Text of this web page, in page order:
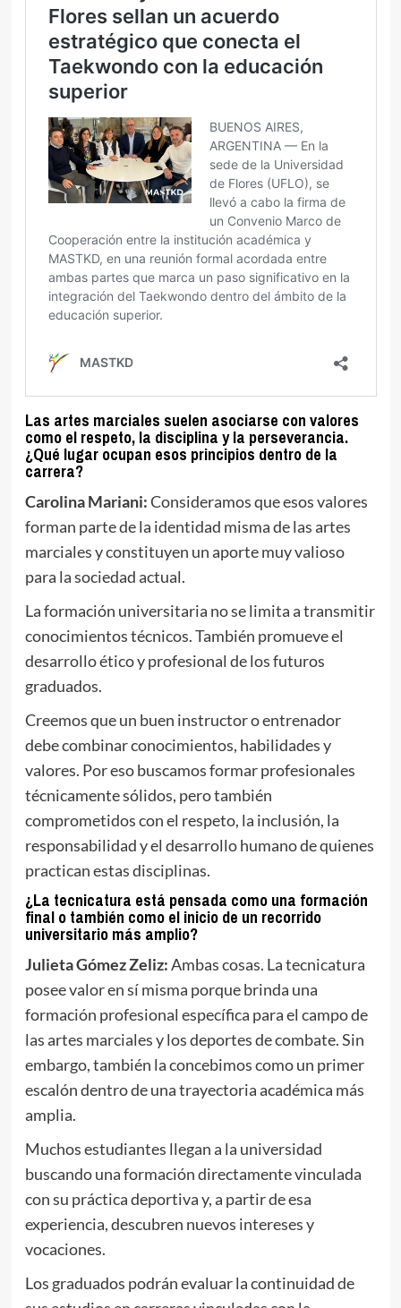
Las artes marciales suelen asociarse con valores
como el respeto, la disciplina y la perseverancia.
¿Qué lugar ocupan esos principios dentro de la
carrera?
Carolina Mariani:Consideramos que esos valores
forman parte de la identidad misma de las artes
marciales y constituyen un aporte muy valioso
para la sociedad actual.
La formación universitaria no se limita a transmitir
conocimientos técnicos. También promueve el
desarrollo ético y profesional de los futuros
graduados.
Creemos que un buen instructor o entrenador
debe combinar conocimientos, habilidades y
valores. Por eso buscamos formar profesionales
técnicamente sólidos, pero también
comprometidos con el respeto, la inclusión, la
responsabilidad y el desarrollo humano de quienes
practican estas disciplinas.
¿La tecnicatura está pensada como una formación
final o también como el inicio de un recorrido
universitario más amplio?
Julieta Gómez Zeliz:Ambas cosas. La tecnicatura
posee valor en sí misma porque brinda una
formación profesional específica para el campo de
las artes marciales y los deportes de combate. Sin
embargo, también la concebimos como un primer
escalón dentro de una trayectoria académica más
amplia.
Muchos estudiantes llegan a la universidad
buscando una formación directamente vinculada
con su práctica deportiva y, a partir de esa
experiencia, descubren nuevos intereses y
vocaciones.
Los graduados podrán evaluar la continuidad de